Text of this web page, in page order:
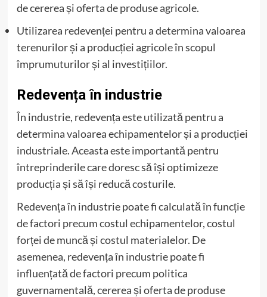
de cererea și oferta de produse agricole.
Utilizarea redevenței pentru a determina valoarea
terenurilor și a producției agricole în scopul
împrumuturilor și al investițiilor.
Redevența în industrie
În industrie, redevența este utilizată pentru a
determina valoarea echipamentelor și a producției
industriale. Aceasta este importantă pentru
întreprinderile care doresc să își optimizeze
producția și să își reducă costurile.
Redevența în industrie poate fi calculată în funcție
de factori precum costul echipamentelor, costul
forței de muncă și costul materialelor. De
asemenea, redevența în industrie poate fi
influențată de factori precum politica
guvernamentală, cererea și oferta de produse